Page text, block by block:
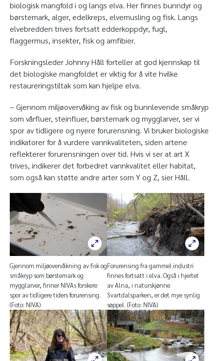
biologisk mangfold i og langs elva. Her finnes bunndyr og
børstemark, alger, edelkreps, elvemusling og fisk. Langs
elvebredden trives fortsatt edderkoppdyr, fugl,
flaggermus, insekter, fisk og amfibier.
Forskningsleder Johnny Håll forteller at god kjennskap til
det biologiske mangfoldet er viktig for å vite hvilke
restaureringstiltak som kan hjelpe elva.
– Gjennom miljøovervåking av fisk og bunnlevende småkryp
som vårfluer, steinfluer, børstemark og mygglarver, ser vi
spor av tidligere og nyere forurensning. Vi bruker biologiske
indikatorer for å vurdere vannkvaliteten, siden artene
reflekterer forurensningen over tid. Hvis vi ser at art X
trives, indikerer det forbedret vannkvalitet eller habitat,
som også kan støtte andre arter som Y og Z, sier Håll.
Gjennom miljøovervåkning av fisk og
småkryp som børstemark og
mygglarver, finner NIVAs forskere
spor av tidligere tiders forurensing.
(Foto: NIVA)
Forurensing fra gammel industri
finnes fortsatt i elva. Også i hjertet
av Alna, i naturskjønne
Svartdalsparken, er det mye synlig
søppel. (Foto: NIVA)